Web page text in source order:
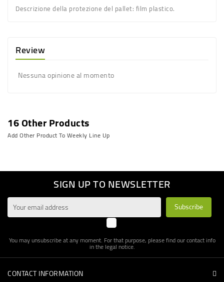
Descrizione della protezione del pallet: film plastico.
Review
Nessuna opinione al momento
16 Other Products
Add Other Product To Weekly Line Up
SIGN UP TO NEWSLETTER
You may unsubscribe at any moment. For that purpose, please find our contact info
in the legal notice.
CONTACT INFORMATION